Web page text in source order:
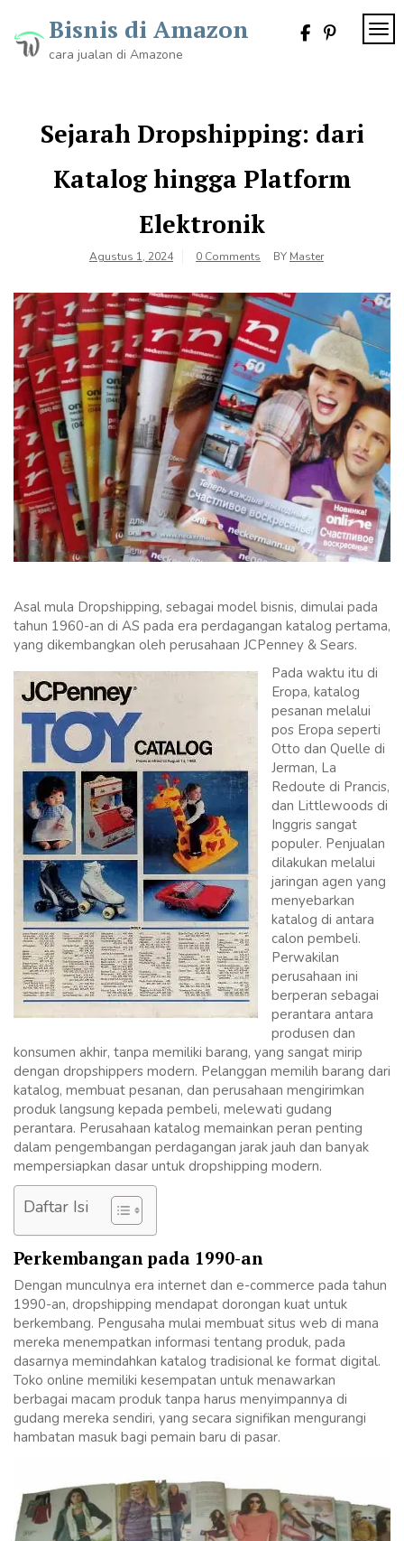
content
Bisnis di Amazon
cara jualan di Amazone
Sejarah Dropshipping: dari
Katalog hingga Platform
Elektronik
Agustus 1, 2024 0 Comments BY Master
Asal mula Dropshipping, sebagai model bisnis, dimulai pada
tahun 1960-an di AS pada era perdagangan katalog pertama,
yang dikembangkan oleh perusahaan JCPenney & Sears.
Pada waktu itu di
Eropa, katalog
pesanan melalui
pos Eropa seperti
Otto dan Quelle di
Jerman, La
Redoute di Prancis,
dan Littlewoods di
Inggris sangat
populer. Penjualan
dilakukan melalui
jaringan agen yang
menyebarkan
katalog di antara
calon pembeli.
Perwakilan
perusahaan ini
berperan sebagai
perantara antara
produsen dan
konsumen akhir, tanpa memiliki barang, yang sangat mirip
dengan dropshippers modern. Pelanggan memilih barang dari
katalog, membuat pesanan, dan perusahaan mengirimkan
produk langsung kepada pembeli, melewati gudang
perantara. Perusahaan katalog memainkan peran penting
dalam pengembangan perdagangan jarak jauh dan banyak
mempersiapkan dasar untuk dropshipping modern.
Daftar Isi
Perkembangan pada 1990-an
Dengan munculnya era internet dan e-commerce pada tahun
1990-an, dropshipping mendapat dorongan kuat untuk
berkembang. Pengusaha mulai membuat situs web di mana
mereka menempatkan informasi tentang produk, pada
dasarnya memindahkan katalog tradisional ke format digital.
Toko online memiliki kesempatan untuk menawarkan
berbagai macam produk tanpa harus menyimpannya di
gudang mereka sendiri, yang secara signifikan mengurangi
hambatan masuk bagi pemain baru di pasar.